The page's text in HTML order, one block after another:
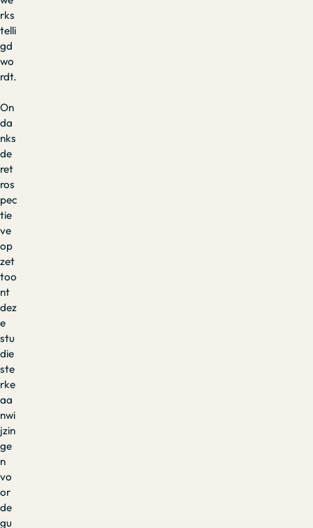
rks
telli
gd
wo
rdt.
On
da
nks
de
ret
ros
pec
tie
ve
op
zet
too
nt
dez
e
stu
die
ste
rke
aa
nwi
jzin
ge
n
vo
or
de
gu